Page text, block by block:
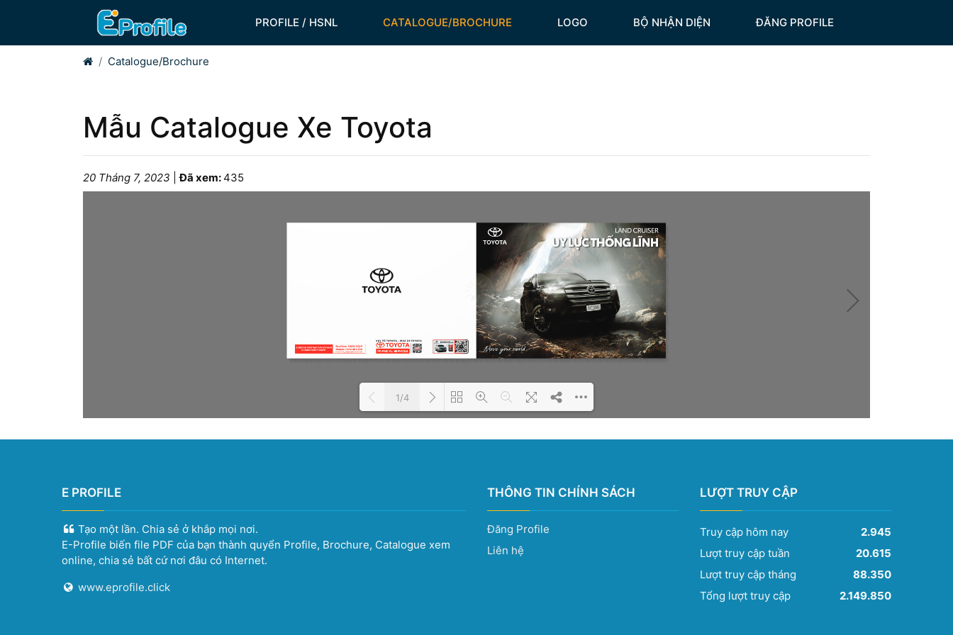
PROFILE / HSNL CATALOGUE/BROCHURE LOGO BỘ NHẬN DIỆN ĐĂNG PROFILE
HomeCatalogue/Brochure
Mẫu Catalogue Xe Toyota
20 Tháng 7, 2023 |Đã xem:435
Please wait while the book is
DearFlip: Loading PDF 100%
1/4
E PROFILE
Tạo một lần. Chia sẻ ở khắp mọi nơi.
E-Profile biến file PDF của bạn thành quyển Profile, Brochure, Catalogue xem
online, chia sẻ bất cứ nơi đâu có Internet.
www.eprofile.click
THÔNG TIN CHÍNH SÁCH
Đăng Profile
Liên hệ
LƯỢT TRUY CẬP
Truy cập hôm nay
2.945
Lượt truy cập tuần
20.615
Lượt truy cập tháng
88.350
Tổng lượt truy cập
2.149.850